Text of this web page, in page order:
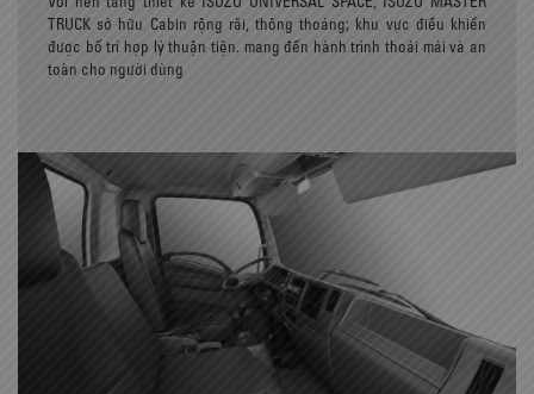
TRUCK sở hữu Cabin rộng rãi, thông thoáng; khu vực điều khiển
được bố trí hợp lý thuận tiện. mang đến hành trình thoải mái và an
toàn cho người dùng